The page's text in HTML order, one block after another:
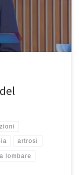
dolorosa e spesso
artrosi
lombare